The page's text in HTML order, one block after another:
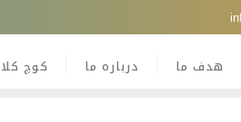
هدف ما درباره ما کوچ